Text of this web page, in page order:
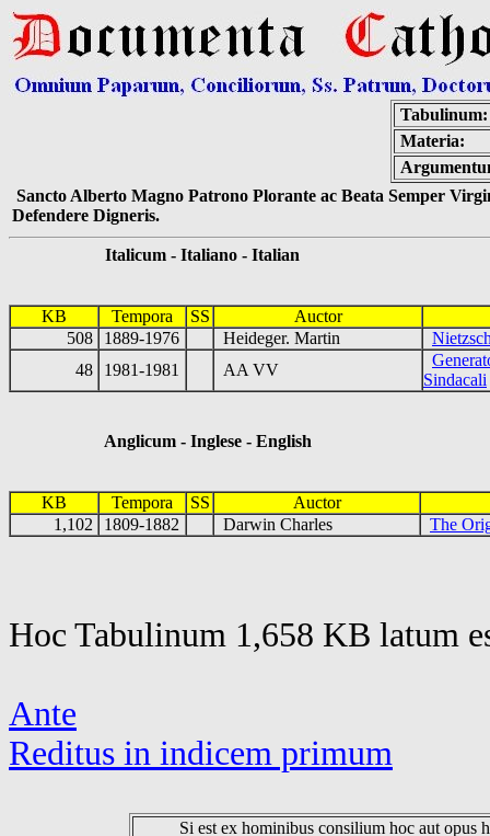
Tabulinum:
Materia:
Sancto Alberto Magno Patrono Plorante ac Beata Semper
Defendere Digneris.
Italicum - Italiano - Italian
KB Tempora SS
Auctor
508
1889-1976 Heideger. Martin
48
1981-1981 AA VV
Sindacali
Anglicum - Inglese - English
KB Tempora SS
Auctor
1,102
1809-1882 Darwin Charles The
Hoc Tabulinum 1,658 KB latum
Ante
Reditus in indicem primum
Si est ex hominibus consilium hoc aut opus